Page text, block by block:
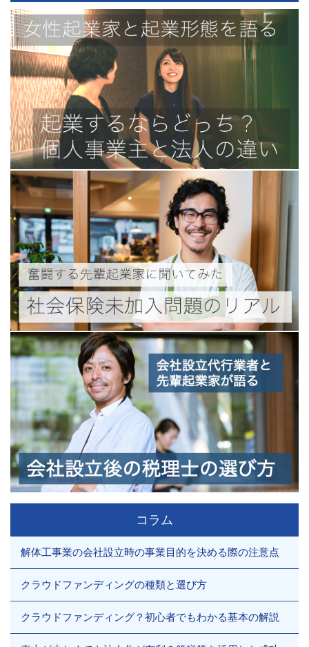
コラム
解体工事業の会社設立時の事業目的を決める際の注意点
クラウドファンディングの種類と選び方
クラウドファンディング？初心者でもわかる基本の解説